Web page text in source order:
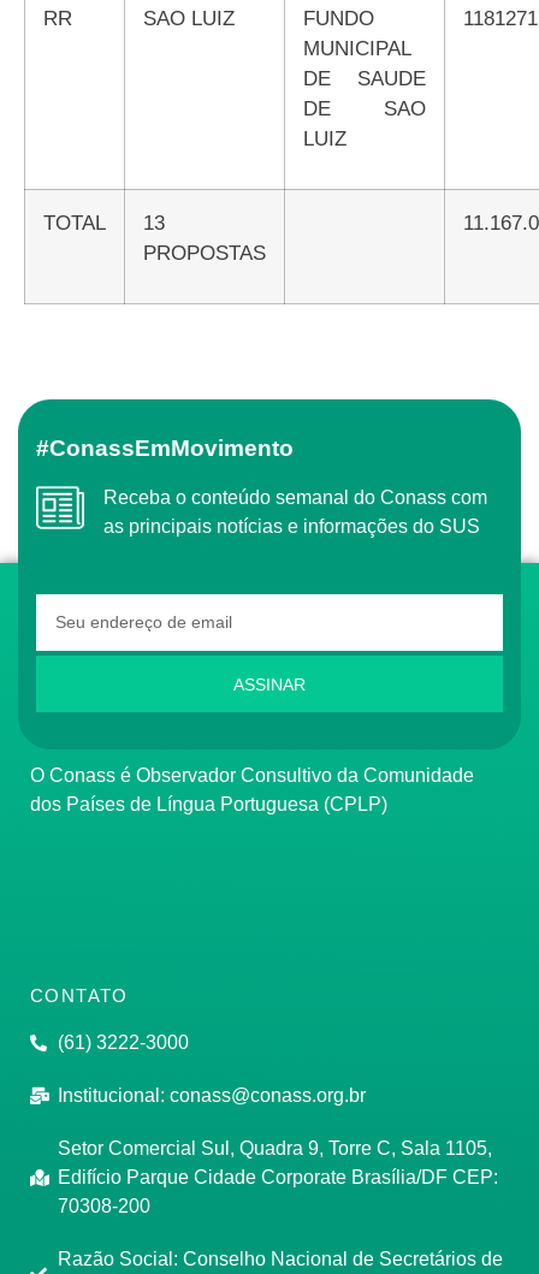
RR SAO LUIZ
FUNDO
MUNICIPAL
DE SAUDE
DE SAO
LUIZ
TOTAL
13
PROPOSTAS
#ConassEmMovimento
Receba o conteúdo semanal do Conass com
as principais notícias e informações do SUS
ASSINAR
O Conass é Observador Consultivo da Comunidade
dos Países de Língua Portuguesa (CPLP)
CONTATO
(61) 3222-3000
Institucional: conass@conass.org.br
Setor Comercial Sul, Quadra 9, Torre C, Sala 1105,
Edifício Parque Cidade Corporate Brasília/DF CEP:
70308-200
Razão Social: Conselho Nacional de Secretários de